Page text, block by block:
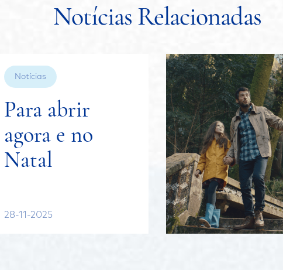
Notícias Relacionadas
Notícias
Para abrir
agora e no
Natal
28-11-2025